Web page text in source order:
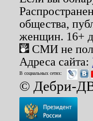
общества,
женщин. 16+
СМИ не
Адреса сайта:
В социальных сетях:
© Дебри-